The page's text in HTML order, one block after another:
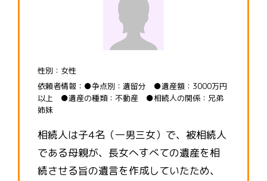
性別：女性
依頼者情報：●争点別：遺留分 ●遺産額：3000万円
以上 ●遺産の種類：不動産 ●相続人の関係：兄弟
姉妹
相続人は子4名（一男三女）で、被相続人
である母親が、長女へすべての遺産を相
続させる旨の遺言を作成していたため、